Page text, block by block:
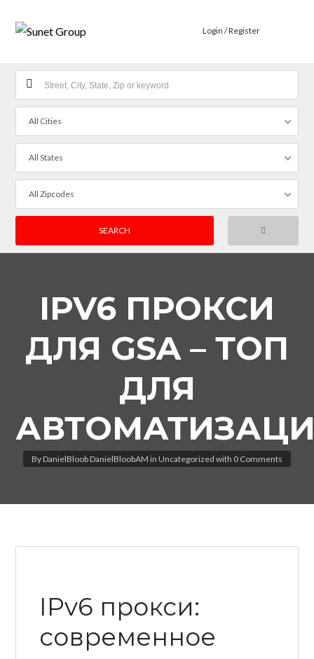
Log in
Don't have an account? Create your
account,it takes less than a minute.
Username
Lost your password?
Login / Register
All Cities
All States
All Zipcodes
IPV6 ПРОКСИ
ДЛЯ GSA – ТОП
ДЛЯ
By DanielBloob DanielBloobAM in Uncategorized with 0 Comments
IPv6 прокси:
современное